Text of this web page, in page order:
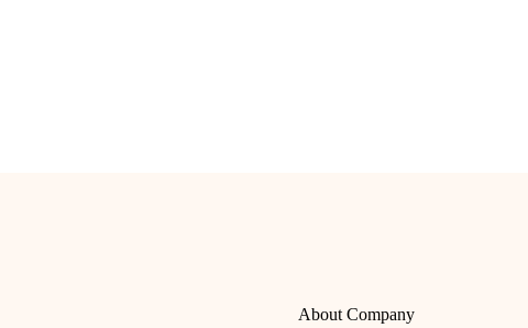
About Company